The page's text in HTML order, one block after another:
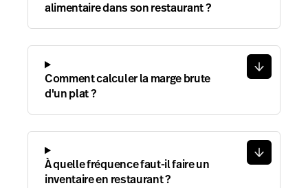
alimentaire dans son restaurant ?
Comment calculer la marge brute
d'un plat ?
À quelle fréquence faut-il faire un
inventaire en restaurant ?